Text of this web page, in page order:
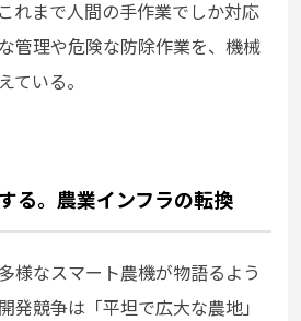
れまで人間の手作業でしか対応
管理や危険な防除作業を、機械
ている。
る。農業インフラの転換
様なスマート農機が物語るよう
発競争は「平坦で広大な農地」